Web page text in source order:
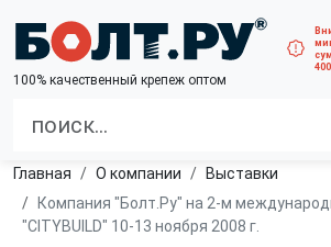
100% качественный крепеж оптом
Главная О компании
Выставки
Компания "Болт.Ру" на 2-м
"CITYBUILD" 10-13 ноября 2008 г.